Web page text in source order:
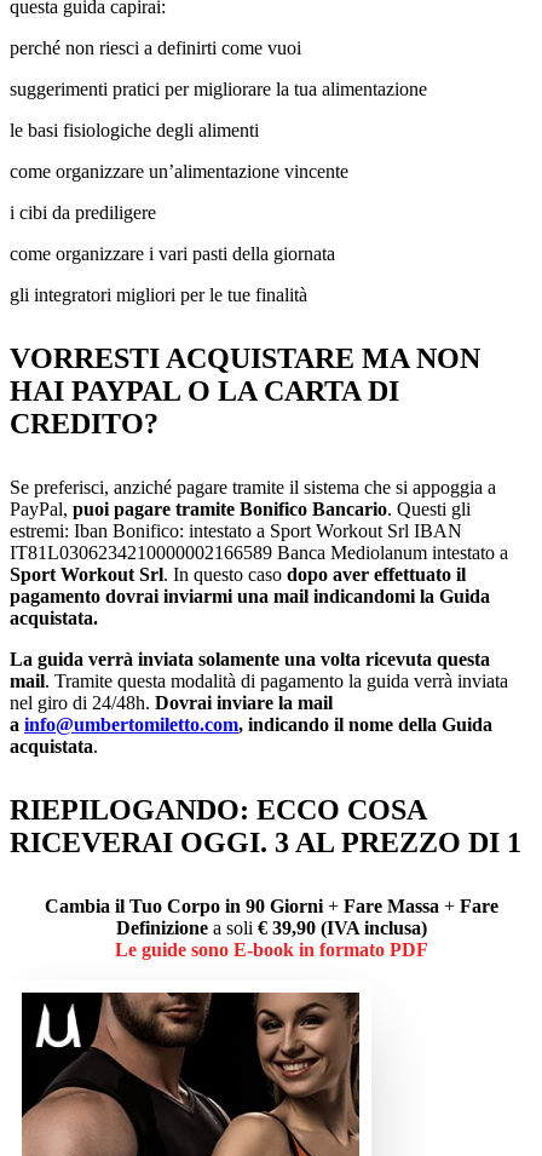
questa guida capirai:
perché non riesci a definirti come vuoi
suggerimenti pratici per migliorare la tua alimentazione
le basi fisiologiche degli alimenti
come organizzare un’alimentazione vincente
i cibi da prediligere
come organizzare i vari pasti della giornata
gli integratori migliori per le tue finalità
VORRESTI ACQUISTARE MA NON
HAI PAYPAL O LA CARTA DI
CREDITO?
Se preferisci, anziché pagare tramite il sistema che si appoggia a
PayPal, puoi pagare tramite Bonifico Bancario. Questi gli
estremi: Iban Bonifico: intestato a Sport Workout Srl IBAN
IT81L0306234210000002166589 Banca Mediolanum intestato a
Sport Workout Srl. In questo caso dopo aver effettuato il
pagamento dovrai inviarmi una mail indicandomi la Guida
acquistata.
La guida verrà inviata solamente una volta ricevuta questa
mail. Tramite questa modalità di pagamento la guida verrà inviata
nel giro di 24/48h. Dovrai inviare la mail
a info@umbertomiletto.com, indicando il nome della Guida
acquistata.
RIEPILOGANDO: ECCO COSA
RICEVERAI OGGI. 3 AL PREZZO DI 1
Cambia il Tuo Corpo in 90 Giorni+ Fare Massa + Fare
Definizionea soli € 39,90 (IVA inclusa)
Le guide sono E-book in formato PDF